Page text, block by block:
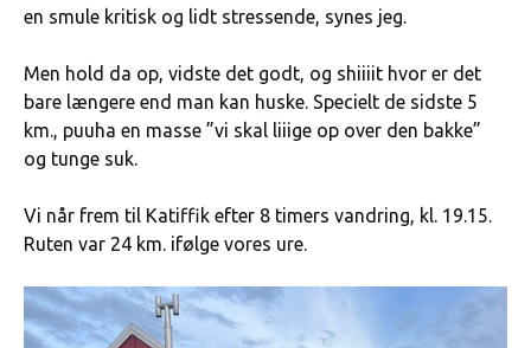
en smule kritisk og lidt stressende, synes jeg.
Men hold da op, vidste det godt, og shiiiit hvor er det
bare længere end man kan huske. Specielt de sidste 5
km., puuha en masse ”vi skal liiige op over den bakke”
og tunge suk.
Vi når frem til Katiffik efter 8 timers vandring, kl. 19.15.
Ruten var 24 km. ifølge vores ure.